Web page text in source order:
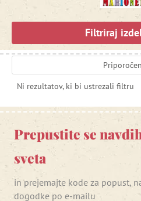
Filtriraj
Ni rezultatov, ki bi ustrezali filtru
Prepustite se
sveta
in prejemajte kode za popust,
dogodke po e-mailu